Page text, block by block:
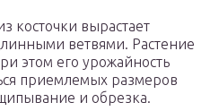
вырастает
ветвями. Растение
этом его урожайность
приемлемых размеров
и обрезка.